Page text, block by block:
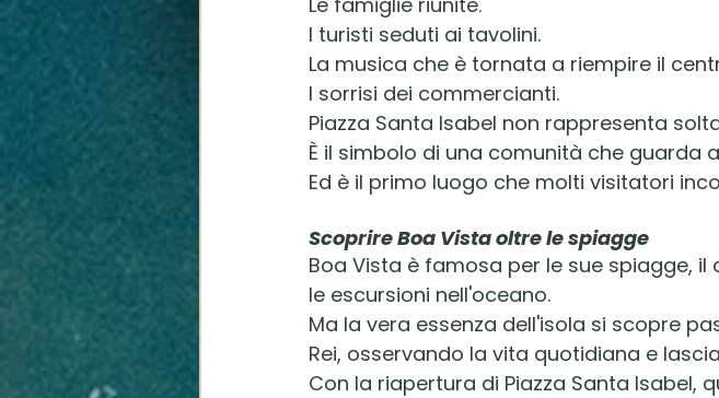
I turisti seduti ai tavolini.
La musica che è tornata a riempire il
I sorrisi dei commercianti.
Piazza Santa Isabel non rappresenta
È il simbolo di una comunità che guarda
Ed è il primo luogo che molti visitatori
Scoprire Boa Vista oltre le spiagge
Boa Vista è famosa per le sue spiagge,
le escursioni nell'oceano.
Ma la vera essenza dell'isola si scopre
Rei, osservando la vita quotidiana e
Con la riapertura di Piazza Santa Isabel,